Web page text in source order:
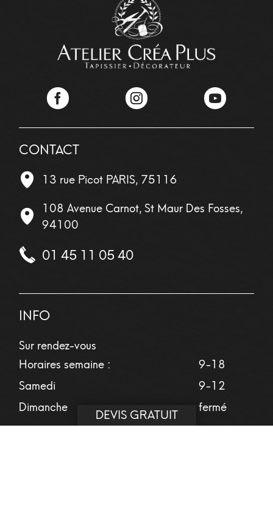
YouTube
CONTACT
13 rue Picot PARIS, 75116
108 Avenue Carnot, St Maur Des Fosses,
94100
01 45 11 05 40
INFO
Sur rendez-vous
Horaires semaine :
9-18
Samedi
9-12
Dimanche
fermé
DEVIS GRATUIT